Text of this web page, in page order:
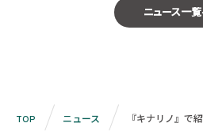
ニュース一
TOP ニュース 『キナリノ』で